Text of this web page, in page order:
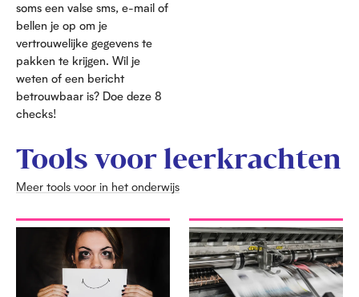
soms een valse sms, e-mail of
bellen je op om je
vertrouwelijke gegevens te
pakken te krijgen. Wil je
weten of een bericht
betrouwbaar is? Doe deze 8
checks!
Tools voor leerkrachten
Meer tools voor in het onderwijs